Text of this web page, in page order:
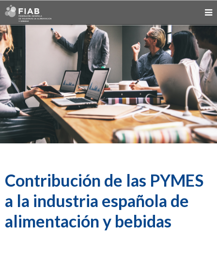
Contribución de las PYMES
a la industria española de
alimentación y bebidas